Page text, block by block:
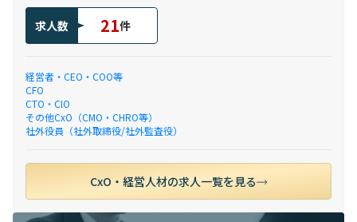
求人数 21件
経営者・CEO・COO等
CFO
CTO・CIO
その他CxO（CMO・CHRO等）
社外役員（社外取締役/社外監査役）
CxO・経営人材の求人一覧を見る